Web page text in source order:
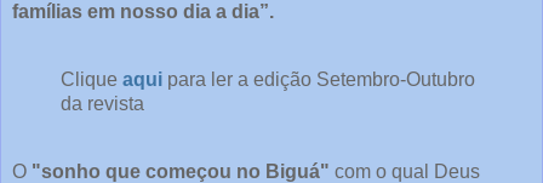
famílias em nosso dia a dia”.
Clique aqui para ler a edição Setembro-Outubro
da revista
O "sonho que começou no Biguá" com o qual Deus